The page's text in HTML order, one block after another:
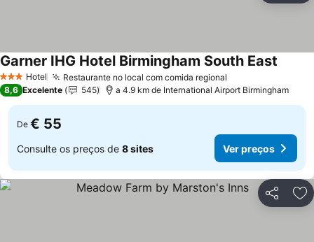
3 EstrelasHotel Restaurante no local com comida regional
Garner IHG Hotel Birmingham South East
8,6 Excelente 545 a 4.9 km de International Airport Birmingham
De € 55
Consulte os preços de 8 sites Ver preços
Partilhar